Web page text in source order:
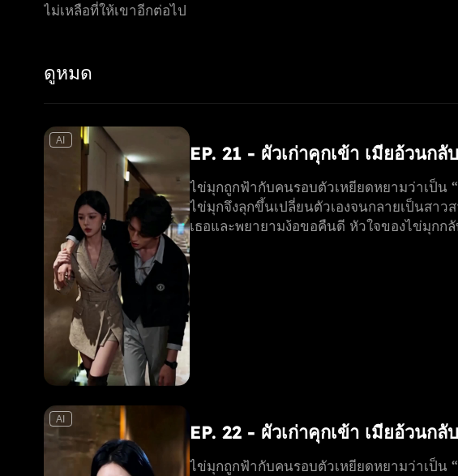
ไม่เหลือที่ให้เขาอีกต่อไป
ดูหมด
AI
EP. 21 - ผัวเก่าคุกเข้า เมียอ้วนกลั
ไข่มุกถูกฟ้ากับคนรอบตัวเหยียดหยามว่าเป็น
ไข่มุกจึงลุกขึ้นเปลี่ยนตัวเองจนกลายเป็นสาว
เธอและพยายามง้อขอคืนดี หัวใจของไข่มุกก
AI
EP. 22 - ผัวเก่าคุกเข้า เมียอ้วนกลั
ไข่มุกถูกฟ้ากับคนรอบตัวเหยียดหยามว่าเป็น